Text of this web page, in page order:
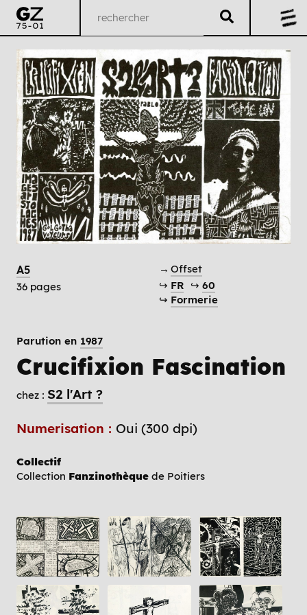
A5
36 pages
→ Offset
↪ FR ↪ 60
↪ Formerie
Parution en 1987
Crucifixion Fascination
chez : S2 l'Art ?
Numerisation : Oui (300 dpi)
Collectif
Collection Fanzinothèque de Poitiers